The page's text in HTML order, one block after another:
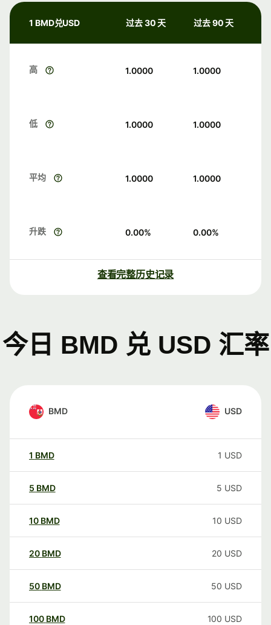
1 BMD兑USD 过去 30 天 过去 90 天
高 1.0000 1.0000
低 1.0000 1.0000
平均 1.0000 1.0000
升跌 0.00% 0.00%
查看完整历史记录
今日 BMD 兑 USD 汇率
BMD USD
1 BMD 1 USD
5 BMD 5 USD
10 BMD 10 USD
20 BMD 20 USD
50 BMD 50 USD
100 BMD 100 USD